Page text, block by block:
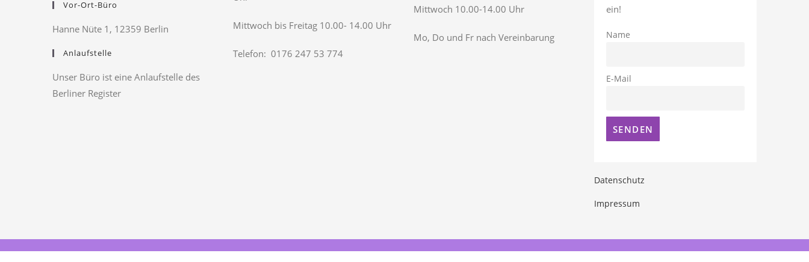
Vor-Ort-Büro
Hanne Nüte 1, 12359 Berlin
Anlaufstelle
Unser Büro ist eine Anlaufstelle des
Berliner Register
Mittwoch bis Freitag 10.00- 14.00 Uhr
Telefon: 0176 247 53 774
Mittwoch 10.00-14.00 Uhr
Mo, Do und Fr nach Vereinbarung
ein!
Name
E-Mail
Datenschutz
Impressum